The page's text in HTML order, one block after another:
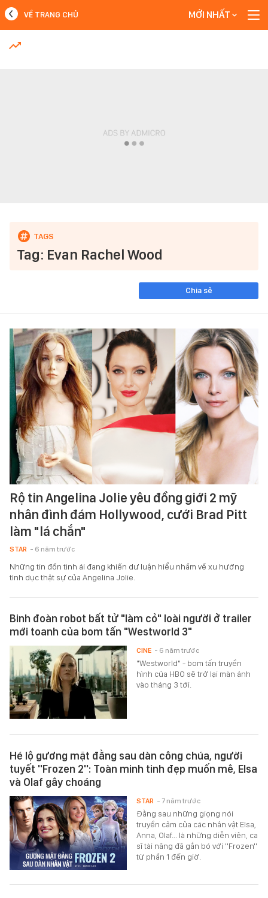
MỚI NHẤT
VỀ TRANG CHỦ MỚI NHẤT
Tag: Evan Rachel Wood
Chia sẻ
Rộ tin Angelina Jolie yêu đồng giới 2 mỹ
nhân đình đám Hollywood, cưới Brad Pitt
làm "lá chắn"
STAR - 6 năm trước
Những tin đồn tình ái đang khiến dư luận hiểu nhầm về xu hướng
tình dục thật sự của Angelina Jolie.
Binh đoàn robot bất tử "làm cỏ" loài người ở trailer
mới toanh của bom tấn "Westworld 3"
"Westworld" - bom tấn truyền
hình của HBO sẽ trở lại màn ảnh
vào tháng 3 tới.
CINE - 6 năm trước
Hé lộ gương mặt đằng sau dàn công chúa, người
tuyết ''Frozen 2'': Toàn minh tinh đẹp muốn mê, Elsa
và Olaf gây choáng
Đằng sau những giọng nói
truyền cảm của các nhân vật Elsa,
Anna, Olaf... là những diễn viên, ca
sĩ tài năng đã gắn bó với ''Frozen''
từ phần 1 đến giờ.
STAR - 7 năm trước